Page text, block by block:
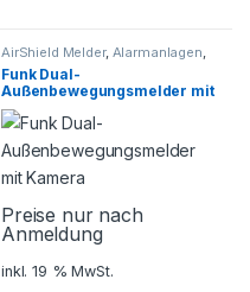
AirShield Melder, Alarmanlagen
,
Sicherheitstechnik
Funk Dual-
Außenbewegungsmelder mit
Kamera
Preise nur nach
Anmeldung
inkl. 19 % MwSt.